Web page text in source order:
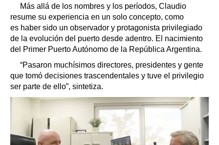
Más allá de los nombres y los períodos, Claudio
resume su experiencia en un solo concepto, como
es haber sido un observador y protagonista privilegiado
de la evolución del puerto desde adentro. El nacimiento
del Primer Puerto Autónomo de la República Argentina.
“Pasaron muchísimos directores, presidentes y gente
que tomó decisiones trascendentales y tuve el privilegio
ser parte de ello”, sintetiza.